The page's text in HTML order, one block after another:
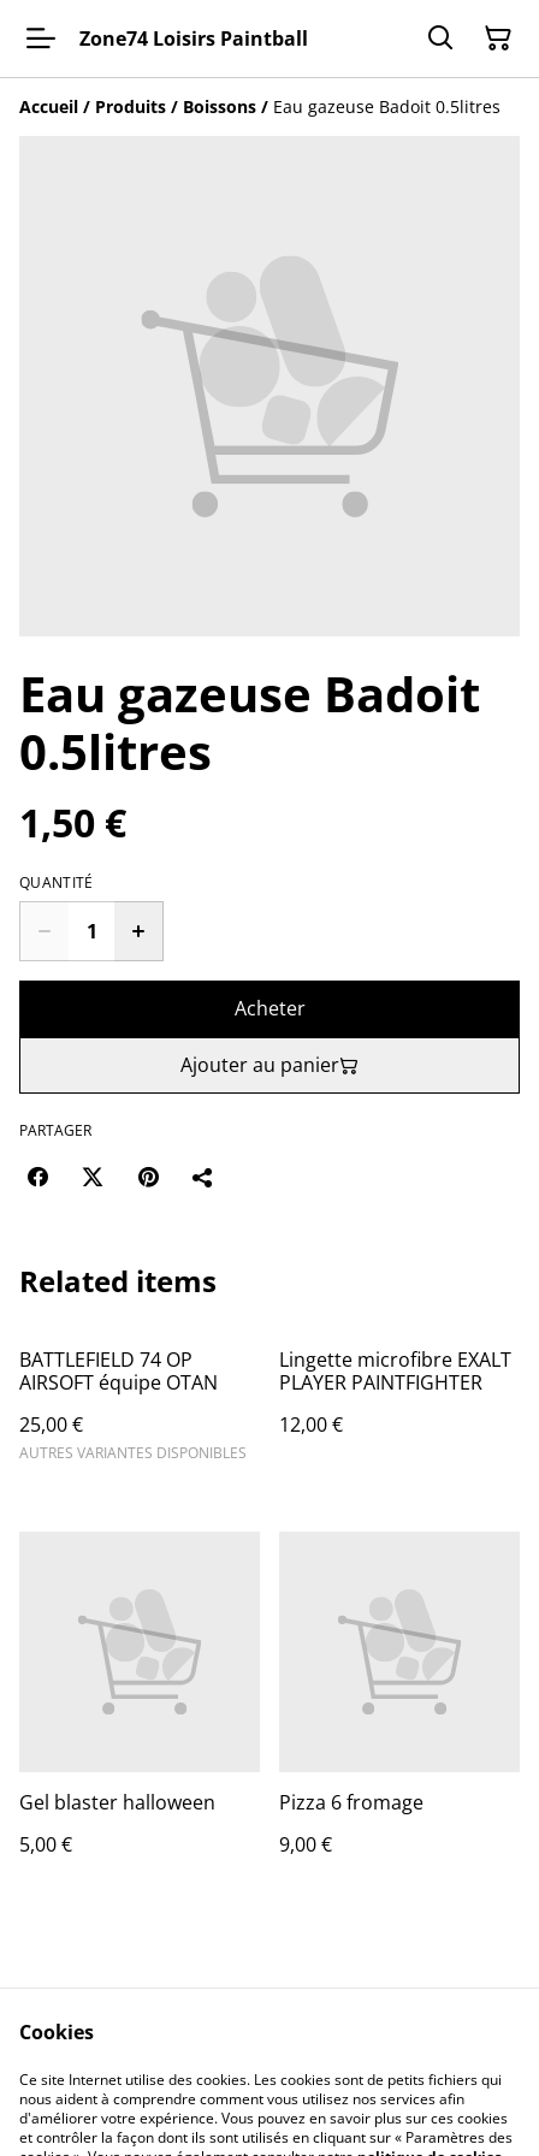
Zone74 Loisirs Paintball
Accueil / Produits / Boissons / Eau gazeuse Badoit 0.5litres
Eau gazeuse Badoit
0.5litres
1,50 €
QUANTITÉ
Acheter
Ajouter au panier
PARTAGER
Related items
BATTLEFIELD 74 OP
AIRSOFT équipe OTAN
25,00 €
AUTRES VARIANTES DISPONIBLES
Lingette microfibre EXALT
PLAYER PAINTFIGHTER
12,00 €
Gel blaster halloween
5,00 €
Pizza 6 fromage
9,00 €
Contact Us
Legal Terms
Privacy Policy
Cookie Policy
Cookies
Ce site Internet utilise des cookies. Les cookies sont de petits fichiers qui
nous aident à comprendre comment vous utilisez nos services afin
d'améliorer votre expérience. Vous pouvez en savoir plus sur ces cookies
et contrôler la façon dont ils sont utilisés en cliquant sur « Paramètres des